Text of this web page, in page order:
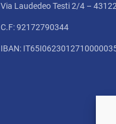
Via Laudedeo Testi 2/4 –
C.F: 92172790344
IBAN: